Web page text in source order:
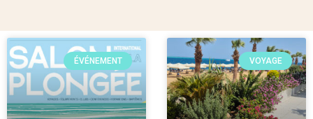
ÉVÉNEMENT VOYAGE